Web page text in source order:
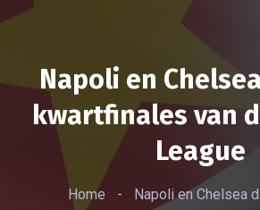
Napoli en
kwartfinales van
League
Home - Napoli en Chelsea